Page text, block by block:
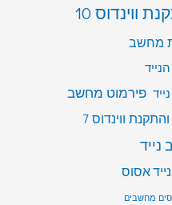
ווינדוס 10
מחשב
פירמוט מחשב
ווינדוס 7
אסוס
מחשבים